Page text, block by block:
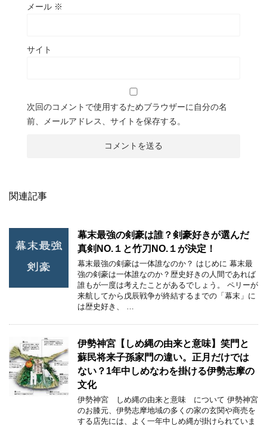
メール ※
サイト
次回のコメントで使用するためブラウザーに自分の名
前、メールアドレス、サイトを保存する。
関連記事
幕末最強の剣豪は誰？剣豪好きが選んだ
真剣NO.１と竹刀NO.１が決定！
幕末最強の剣豪は一体誰なのか？ はじめに 幕末最
強の剣豪は一体誰なのか？歴史好きの人間であれば
誰もが一度は考えたことがあるでしょう。 ペリーが
来航してから戊辰戦争が終結するまでの「幕末」に
は歴史好き、 …
伊勢神宮【しめ縄の由来と意味】笑門と
蘇民将来子孫家門の違い。正月だけでは
ない？1年中しめなわを掛ける伊勢志摩の
文化
伊勢神宮 しめ縄の由来と意味 について 伊勢神宮
のお膝元、伊勢志摩地域の多くの家の玄関や商売を
する店先には、よく一年中しめ縄が掛けられていま